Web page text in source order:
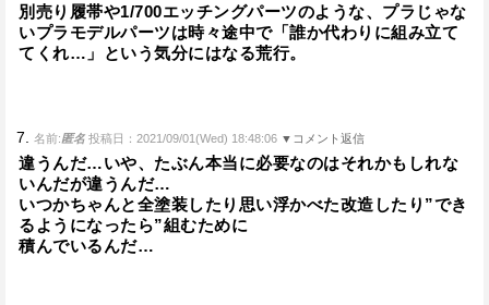
別売り履帯や1/700エッチングパーツのような、プラじゃな
いプラモデルパーツは時々途中で「誰か代わりに組み立て
てくれ…」という気分にはなる荒行。
7. 名前:匿名 投稿日：2021/09/01(Wed) 18:48:06 ▼コメント返信
違うんだ…いや、たぶん本当に必要なのはそれかもしれな
いんだが違うんだ…
いつかちゃんと全塗装したり思い浮かべた改造したり”でき
るようになったら”組むために
積んでいるんだ…